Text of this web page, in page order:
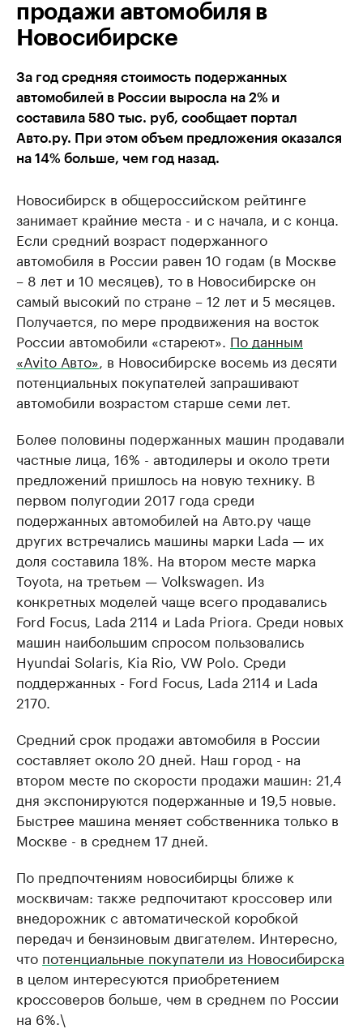
продажи автомобиля в
Новосибирске
За год средняя стоимость подержанных
автомобилей в России выросла на 2% и
составила 580 тыс. руб, сообщает портал
Авто.ру. При этом объем предложения оказался
на 14% больше, чем год назад.
Новосибирск в общероссийском рейтинге
занимает крайние места - и с начала, и с конца.
Если средний возраст подержанного
автомобиля в России равен 10 годам (в Москве
– 8 лет и 10 месяцев), то в Новосибирске он
самый высокий по стране – 12 лет и 5 месяцев.
Получается, по мере продвижения на восток
России автомобили «стареют». По данным
«Avito Авто» , в Новосибирске восемь из десяти
потенциальных покупателей запрашивают
автомобили возрастом старше семи лет.
Более половины подержанных машин продавали
частные лица, 16% - автодилеры и около трети
предложений пришлось на новую технику. В
первом полугодии 2017 года среди
подержанных автомобилей на Авто.ру чаще
других встречались машины марки Lada — их
доля составила 18%. На втором месте марка
Toyota, на третьем — Volkswagen. Из
конкретных моделей чаще всего продавались
Ford Focus, Lada 2114 и Lada Priora. Среди новых
машин наибольшим спросом пользовались
Hyundai Solaris, Kia Rio, VW Polo. Среди
поддержанных - Ford Focus, Lada 2114 и Lada
2170.
Средний срок продажи автомобиля в России
составляет около 20 дней. Наш город - на
втором месте по скорости продажи машин: 21,4
дня экспонируются подержанные и 19,5 новые.
Быстрее машина меняет собственника только в
Москве - в среднем 17 дней.
По предпочтениям новосибирцы ближе к
москвичам: также редпочитают кроссовер или
внедорожник с автоматической коробкой
передач и бензиновым двигателем. Интересно,
что потенциальные покупатели из Новосибирска
в целом интересуются приобретением
кроссоверов больше, чем в среднем по России
на 6%.\